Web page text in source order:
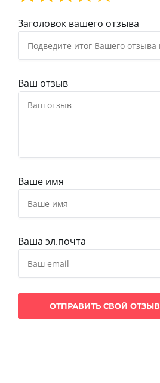
Заголовок вашего отзыва
Ваш отзыв
Ваше имя
Ваша эл.почта